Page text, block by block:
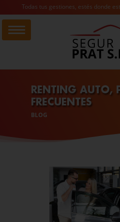
Todas tus gestiones, estés donde
RENTING AUTO,
FRECUENTES
BLOG